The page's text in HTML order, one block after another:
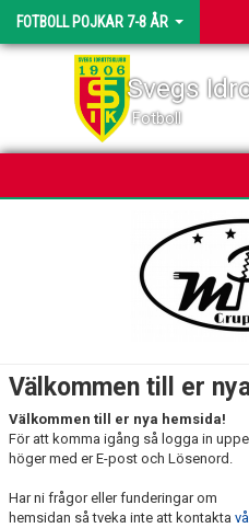
FOTBOLL POJKAR 7-8 ÅR
Svegs
Fotboll
BILDGALLERI
DOKUMENT
Välkommen till er
Välkommen till er nya hemsida!
För att komma igång så logga in uppe
höger med er E-post och Lösenord.
Har ni frågor eller funderingar om
hemsidan så tveka inte att kontakta